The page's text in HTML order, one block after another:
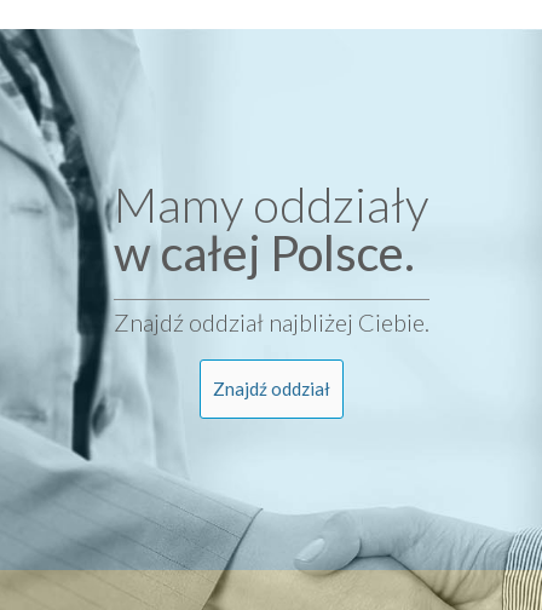
Mamy oddziały
w całej Polsce.
Znajdź oddział najbliżej Ciebie.
Znajdź oddział